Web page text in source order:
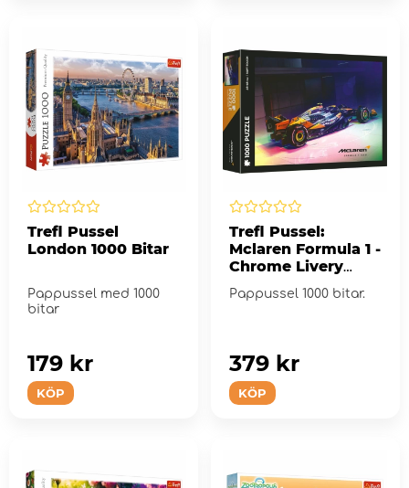
Trefl Pussel
London 1000 Bitar
Pappussel med 1000
bitar
KÖP
179 kr
Trefl Pussel:
Mclaren Formula 1 -
Chrome Livery
1000 Bitar
Pappussel 1000 bitar.
KÖP
379 kr